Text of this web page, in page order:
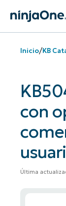
Inicio/KB
con
Última